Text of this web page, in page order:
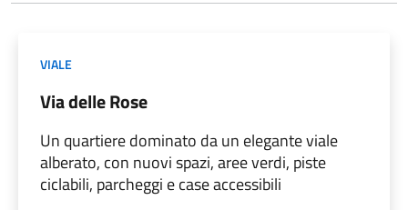
VIALE
Via delle Rose
Un quartiere dominato da un elegante viale
alberato, con nuovi spazi, aree verdi, piste
ciclabili, parcheggi e case accessibili